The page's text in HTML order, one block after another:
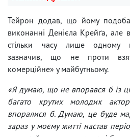
Тейрон додав, що йому
виконанні Денієла Крейґа, але
стільки часу лише одному
зазначив, що не проти
комерційне» у майбутньому.
«Я думаю, що не впорався б із
багато крутих молодих
впоралися б. Думаю, це буде
зараз у моєму житті настав